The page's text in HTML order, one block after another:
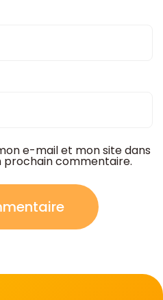
e-mail et mon site dans
prochain commentaire.